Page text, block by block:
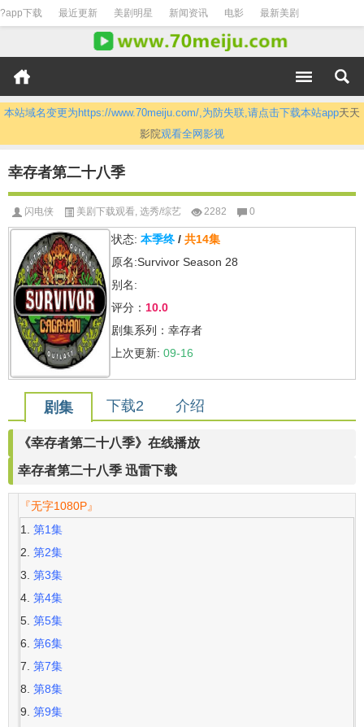
?app下载 最近更新 美剧明星 新闻资讯 电影 最新美剧
本站域名变更为https://www.70meiju.com/,为防失联,请点击下载本站app天天
影院观看全网影视
幸存者第二十八季
闪电侠 美剧下载观看, 选秀/综艺 2282 0
状态: 本季终/ 共14集
原名:Survivor Season 28
别名:
评分： 10.0
剧集系列：幸存者
上次更新: 09-16
剧集 下载2 介绍
《幸存者第二十八季》在线播放
幸存者第二十八季 迅雷下载
『无字1080P』
第1集
第2集
第3集
第4集
第5集
第6集
第7集
第8集
第9集